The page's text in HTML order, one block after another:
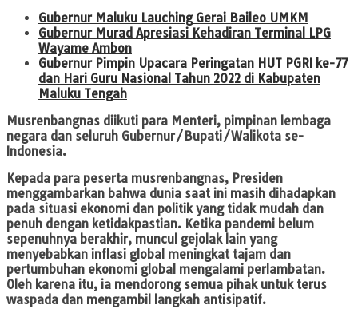
Gubernur Maluku Lauching Gerai Baileo UMKM
Gubernur Murad Apresiasi Kehadiran Terminal LPG
Wayame Ambon
Gubernur Pimpin Upacara Peringatan HUT PGRI ke-77
dan Hari Guru Nasional Tahun 2022 di Kabupaten
Maluku Tengah
Musrenbangnas diikuti para Menteri, pimpinan lembaga
negara dan seluruh Gubernur/Bupati/Walikota se-
Indonesia.
Kepada para peserta musrenbangnas, Presiden
menggambarkan bahwa dunia saat ini masih dihadapkan
pada situasi ekonomi dan politik yang tidak mudah dan
penuh dengan ketidakpastian. Ketika pandemi belum
sepenuhnya berakhir, muncul gejolak lain yang
menyebabkan inflasi global meningkat tajam dan
pertumbuhan ekonomi global mengalami perlambatan.
Oleh karena itu, ia mendorong semua pihak untuk terus
waspada dan mengambil langkah antisipatif.